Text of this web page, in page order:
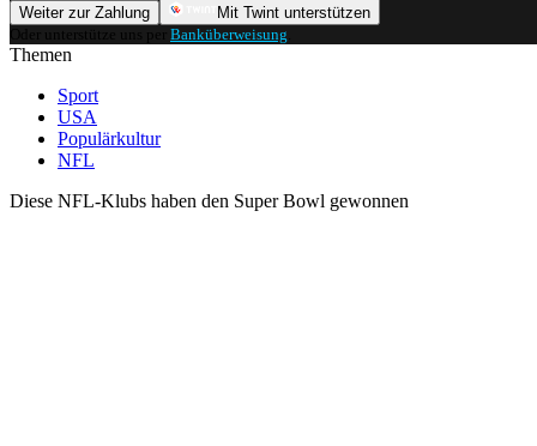
Weiter zur Zahlung
Mit Twint unterstützen
Oder unterstütze uns per Banküberweisung
Themen
Sport
USA
Populärkultur
NFL
Diese NFL-Klubs haben den Super Bowl gewonnen